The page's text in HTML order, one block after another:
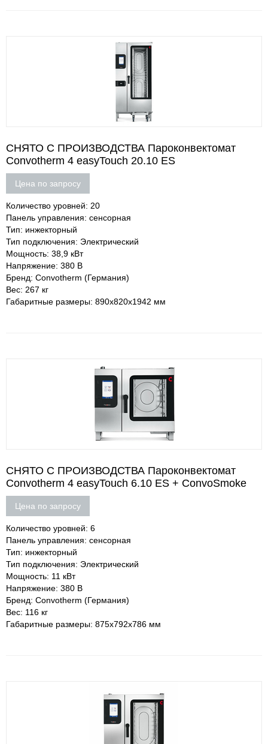
СНЯТО С ПРОИЗВОДСТВА Пароконвектомат
Convotherm 4 easyTouch 20.10 ES
Цена по запросу
Количество уровней: 20
Панель управления: сенсорная
Тип: инжекторный
Тип подключения: Электрический
Мощность: 38,9 кВт
Напряжение: 380 В
Бренд: Convotherm (Германия)
Вес: 267 кг
Габаритные размеры: 890х820х1942 мм
СНЯТО С ПРОИЗВОДСТВА Пароконвектомат
Convotherm 4 easyTouch 6.10 ES + ConvoSmoke
Цена по запросу
Количество уровней: 6
Панель управления: сенсорная
Тип: инжекторный
Тип подключения: Электрический
Мощность: 11 кВт
Напряжение: 380 В
Бренд: Convotherm (Германия)
Вес: 116 кг
Габаритные размеры: 875х792х786 мм